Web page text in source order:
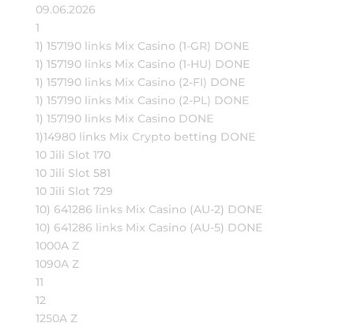
09.06.2026
1
1) 157190 links Mix Casino (1-GR) DONE
1) 157190 links Mix Casino (1-HU) DONE
1) 157190 links Mix Casino (2-FI) DONE
1) 157190 links Mix Casino (2-PL) DONE
1) 157190 links Mix Casino DONE
1)14980 links Mix Crypto betting DONE
10 Jili Slot 170
10 Jili Slot 581
10 Jili Slot 729
10) 641286 links Mix Casino (AU-2) DONE
10) 641286 links Mix Casino (AU-5) DONE
1000A Z
1090A Z
11
12
1250A Z